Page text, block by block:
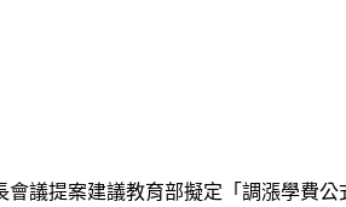
議提案建議教育部擬定「調漲學費